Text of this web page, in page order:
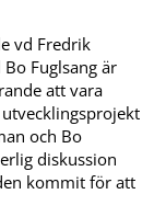
vd Fredrik
Fuglsang är
att vara
och Bo
diskussion
kommit för att